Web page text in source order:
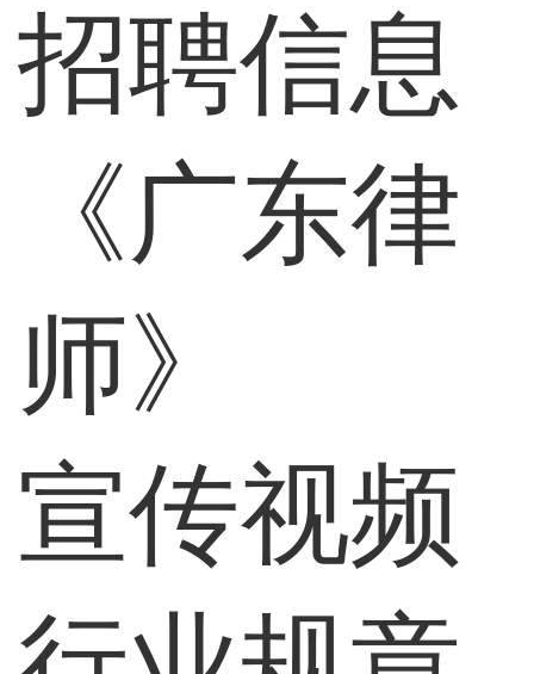
招聘信息
《广东律
师》
宣传视频